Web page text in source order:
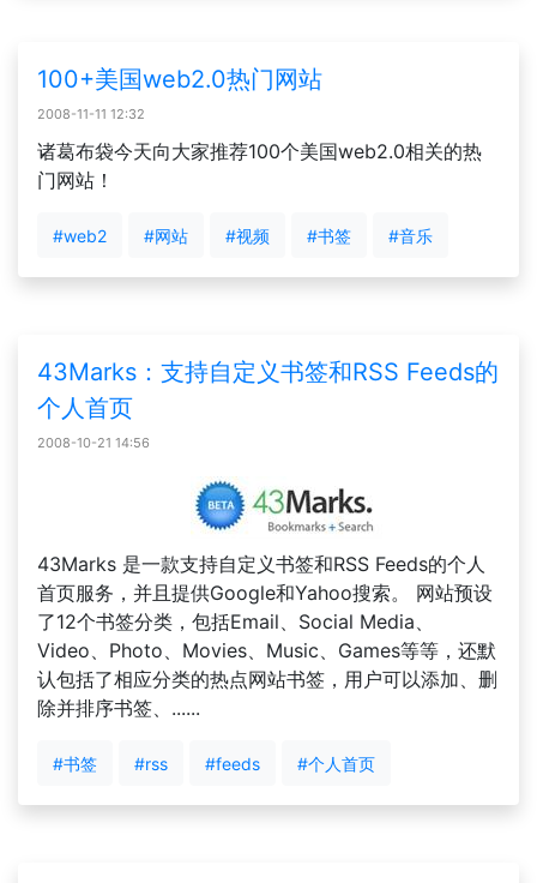
100+美国web2.0热门网站
2008-11-11 12:32
诸葛布袋今天向大家推荐100个美国web2.0相关的热
门网站！
#web2 #网站 #视频 #书签 #音乐
43Marks：支持自定义书签和RSS Feeds的
个人首页
2008-10-21 14:56
43Marks 是一款支持自定义书签和RSS Feeds的个人
首页服务，并且提供Google和Yahoo搜索。 网站预设
了12个书签分类，包括Email、Social Media、
Video、Photo、Movies、Music、Games等等，还默
认包括了相应分类的热点网站书签，用户可以添加、删
除并排序书签、......
#书签 #rss #feeds #个人首页